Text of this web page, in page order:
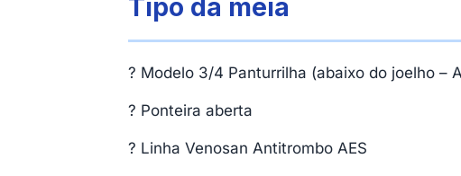
Tipo da meia
? Modelo 3/4 Panturrilha (abaixo do joelho –
? Ponteira aberta
? Linha Venosan Antitrombo AES